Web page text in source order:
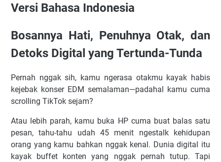
Versi Bahasa Indonesia
Bosannya Hati, Penuhnya Otak, dan
Detoks Digital yang Tertunda-Tunda
Pernah nggak sih, kamu ngerasa otakmu kayak habis
kejebak konser EDM semalaman—padahal kamu cuma
scrolling TikTok sejam?
Atau lebih parah, kamu buka HP cuma buat balas satu
pesan, tahu-tahu udah 45 menit ngestalk kehidupan
orang yang kamu bahkan nggak kenal. Dunia digital itu
kayak buffet konten yang nggak pernah tutup. Tapi